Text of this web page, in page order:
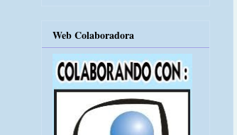
Web Colaboradora